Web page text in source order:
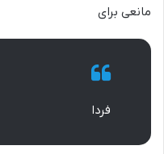
مانعی برای
فردا